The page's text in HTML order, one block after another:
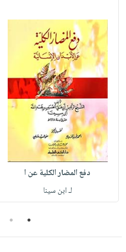
مطرزات
حقائب
حلي
عناية
بالذات
صابون
أطفال
مناسبات
بلا
حدود
وفرات
عن
الشركة
سياسة
الشركة
فيديوهات
أسئلة
يتكرر
طرحها
نيل
انشر
حسابك
لائحة
الأمنيات
عربة
التسوق
دفع المضار الكلية عن ا
لـ ابن سينا
1
2